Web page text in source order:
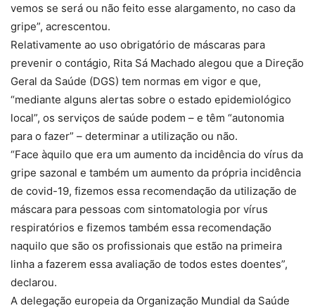
vemos se será ou não feito esse alargamento, no caso da
gripe”, acrescentou.
Relativamente ao uso obrigatório de máscaras para
prevenir o contágio, Rita Sá Machado alegou que a Direção
Geral da Saúde (DGS) tem normas em vigor e que,
“mediante alguns alertas sobre o estado epidemiológico
local”, os serviços de saúde podem – e têm “autonomia
para o fazer” – determinar a utilização ou não.
“Face àquilo que era um aumento da incidência do vírus da
gripe sazonal e também um aumento da própria incidência
de covid-19, fizemos essa recomendação da utilização de
máscara para pessoas com sintomatologia por vírus
respiratórios e fizemos também essa recomendação
naquilo que são os profissionais que estão na primeira
linha a fazerem essa avaliação de todos estes doentes”,
declarou.
A delegação europeia da Organização Mundial da Saúde